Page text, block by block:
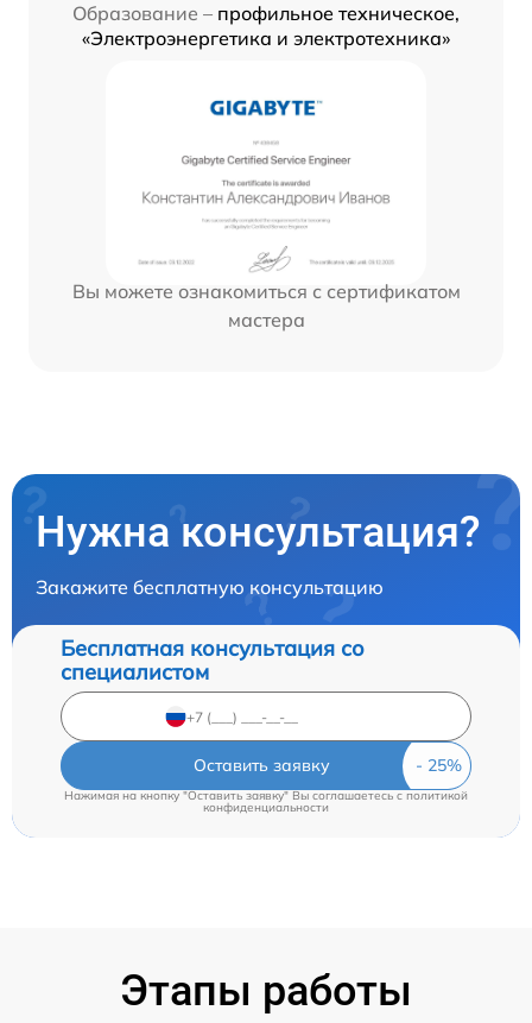
Образование – профильное техническое,
«Электроэнергетика и электротехника»
Вы можете ознакомиться с сертификатом
мастера
Нужна консультация?
Закажите бесплатную консультацию
Бесплатная консультация со
специалистом
Оставить заявку
Нажимая на кнопку "Оставить заявку" Вы соглашаетесь c политикой
конфиденциальности
Этапы работы